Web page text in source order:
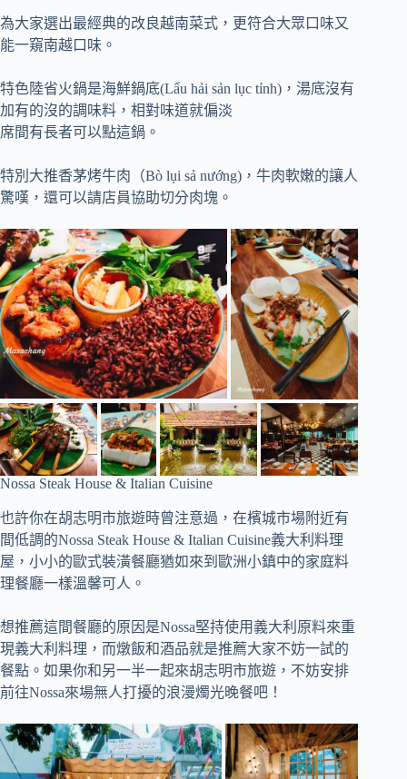
為大家選出最經典的改良越南菜式，更符合大眾口味又
能一窺南越口味。
特色陸省火鍋是海鮮鍋底(Lẩu hải sản lục tỉnh)，湯底沒有
加有的沒的調味料，相對味道就偏淡
席間有長者可以點這鍋。
特別大推香茅烤牛肉（Bò lụi sả nướng)，牛肉軟嫩的讓人
驚嘆，還可以請店員協助切分肉塊。
Nossa Steak House & Italian Cuisine
也許你在胡志明市旅遊時曾注意過，在檳城市場附近有
間低調的Nossa Steak House & Italian Cuisine義大利料理
屋，小小的歐式裝潢餐廳猶如來到歐洲小鎮中的家庭料
理餐廳一樣溫馨可人。
想推薦這間餐廳的原因是Nossa堅持使用義大利原料來重
現義大利料理，而燉飯和酒品就是推薦大家不妨一試的
餐點。如果你和另一半一起來胡志明市旅遊，不妨安排
前往Nossa來場無人打擾的浪漫燭光晚餐吧！